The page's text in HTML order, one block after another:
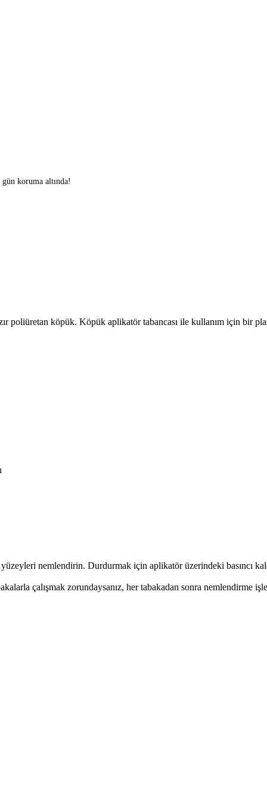
koruma altında!
köpük. Köpük aplikatör tabancası ile kullanım için bir
nemlendirin. Durdurmak için aplikatör üzerindeki basıncı
çalışmak zorundaysanız, her tabakadan sonra